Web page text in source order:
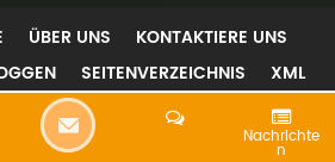
ÜBER UNS
KONTAKTIERE UNS
SEITENVERZEICHNIS XML
Nachrichte
N